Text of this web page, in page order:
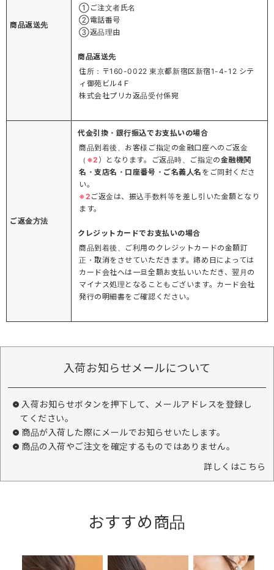
商品返送先
①ご注文者氏名
②電話番号
③返品理由
商品返送先
住所：〒160-0022 東京都新宿区新宿1-4-12 シテ
ィ御苑ビル4Ｆ
株式会社プリカ返品受付係宛
ご返金方法
代金引換・銀行振込でお支払いの場合
商品到着後、お客様ご指定の金融口座へのご返金
（ ※2 ）となります。ご返品時、ご指定の金融機関
名・支店名・口座番号・ご名義人名 をご同封くださ
い。
※2 ご返金は、振込手数料等を差し引いた金額となり
ます。
クレジットカードでお支払いの場合
商品到着後、ご利用のクレジットカードの金額訂
正・取消をさせていただきます。締め日によっては
カード会社へは一旦全額お支払いいただき、翌月の
マイナス処理となることもございます。カード会社
発行の明細書をご確認ください。
入荷お知らせメールについて
入荷お知らせボタンを押下して、メールアドレスを登録し
てください。
商品が入荷した際にメールでお知らせいたします。
商品の入荷やご注文を確定するものではありません。
詳しくはこちら
おすすめ商品